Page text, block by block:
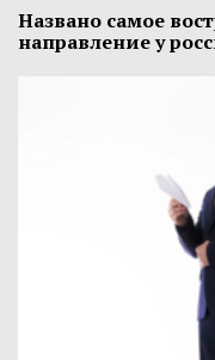
Названо самое
направление у